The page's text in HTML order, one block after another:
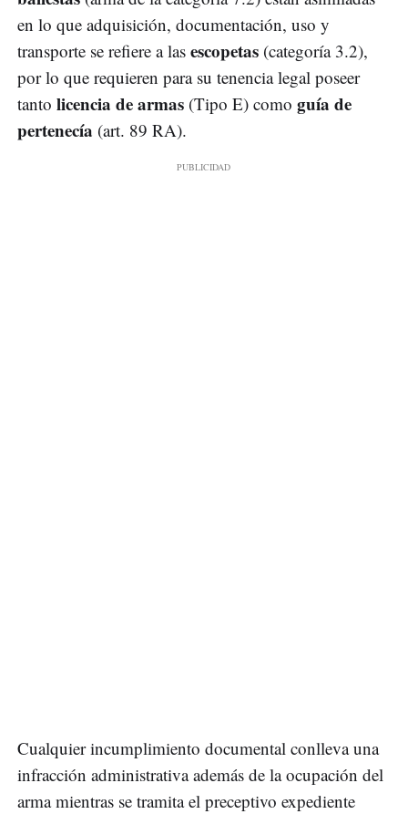
en lo que adquisición, documentación, uso y
transporte se refiere a las escopetas (categoría 3.2),
por lo que requieren para su tenencia legal poseer
tanto licencia de armas (Tipo E) como guía de
pertenecía (art. 89 RA).
Cualquier incumplimiento documental conlleva una
infracción administrativa además de la ocupación del
arma mientras se tramita el preceptivo expediente